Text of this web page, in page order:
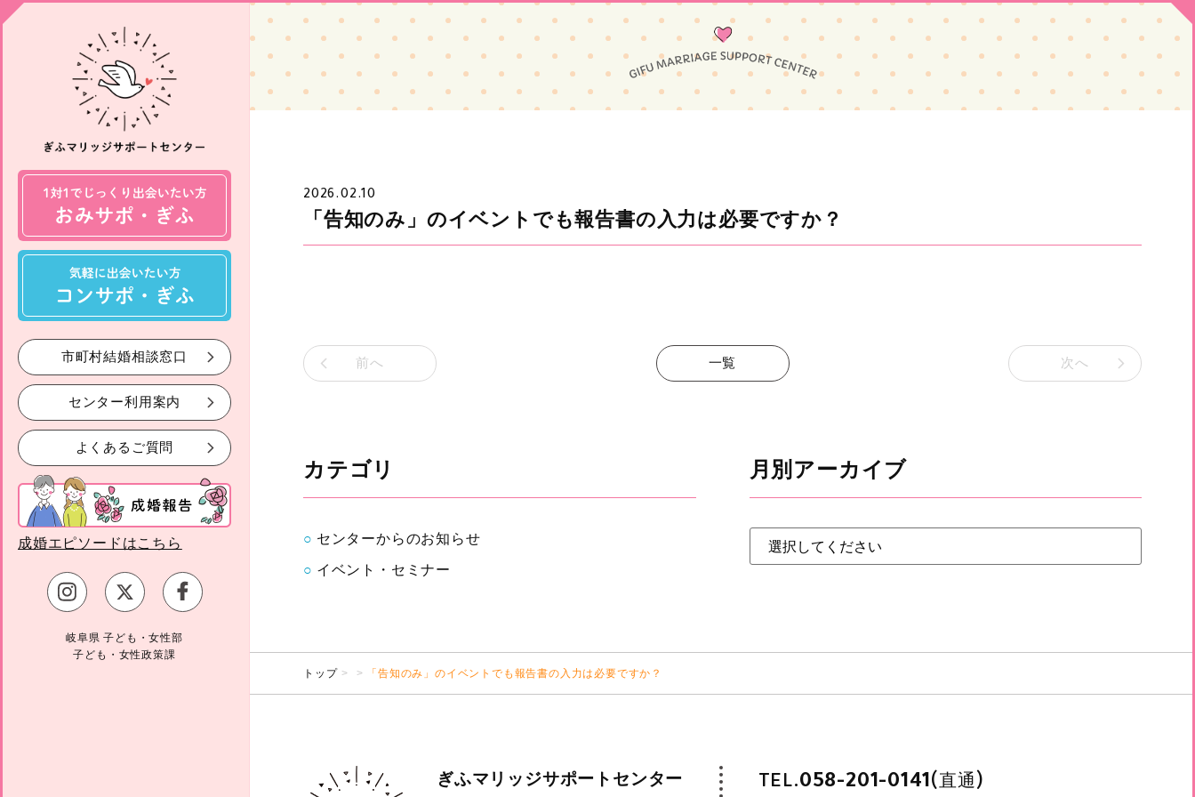
市町村結婚相談窓口
センター利用案内
よくあるご質問
成婚エピソードはこちら
岐阜県 子ども・女性部
子ども・女性政策課
2026.02.10
「告知のみ」のイベントでも報告書の入力は必要ですか？
前へ 一覧 次へ
カテゴリ
センターからのお知らせ
イベント・セミナー
月別アーカイブ
トップ 「告知のみ」のイベントでも報告書の入力は必要ですか？
ぎふマリッジサポートセンター TEL.058-201-0141(直通)